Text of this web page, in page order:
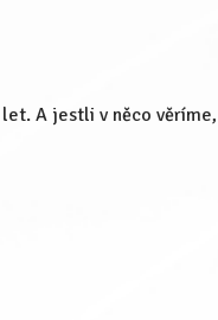
A jestli v něco